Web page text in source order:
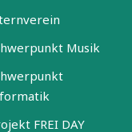
Musik
FREI DAY